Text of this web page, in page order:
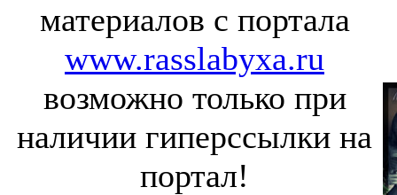
материалов с портала
www.rasslabyxa.ru
возможно только при
наличии гиперссылки на
портал!